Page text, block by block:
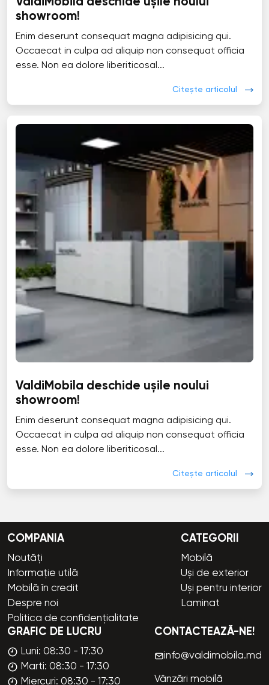
showroom!
Enim deserunt consequat magna adipisicing qui.
Occaecat in culpa ad aliquip non consequat officia
esse. Non ea dolore liberiticosal...
Citește articolul
ValdiMobila deschide ușile noului
showroom!
Enim deserunt consequat magna adipisicing qui.
Occaecat in culpa ad aliquip non consequat officia
esse. Non ea dolore liberiticosal...
Citește articolul
COMPANIA
Noutăți
Informație utilă
Mobilă în credit
Despre noi
Politica de confidențialitate
CATEGORII
Mobilă
Uși de exterior
Uși pentru interior
Laminat
GRAFIC DE LUCRU
Luni: 08:30 - 17:30
Marti: 08:30 - 17:30
Miercuri: 08:30 - 17:30
CONTACTEAZĂ-NE!
info@valdimobila.md
Vânzări mobilă